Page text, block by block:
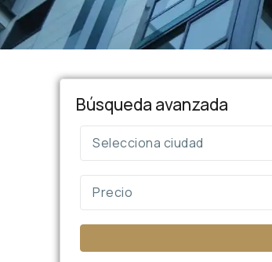
Búsqueda avanzada
Selecciona ciudad
Precio